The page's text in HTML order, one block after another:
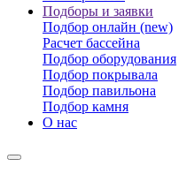
Подборы и заявки
Подбор онлайн (new)
Расчет бассейна
Подбор оборудования
Подбор покрывала
Подбор павильона
Подбор камня
О нас